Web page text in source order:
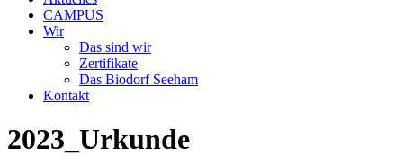
CAMPUS
Wir
Das sind wir
Zertifikate
Das Biodorf Seeham
Kontakt
2023_Urkunde